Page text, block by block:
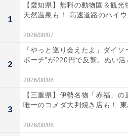
1
【愛知県】無料の動物園＆観
天然温泉も！ 高速道路のハイウ
2026/08/07
2
「やっと巡り会えたよ」ダイソ
ポーチ”が220円で反響。ぬい活
2026/08/06
3
【三重県】伊勢名物「赤福」の
唯一のコメダ大判焼き店も！ 東
2026/08/06